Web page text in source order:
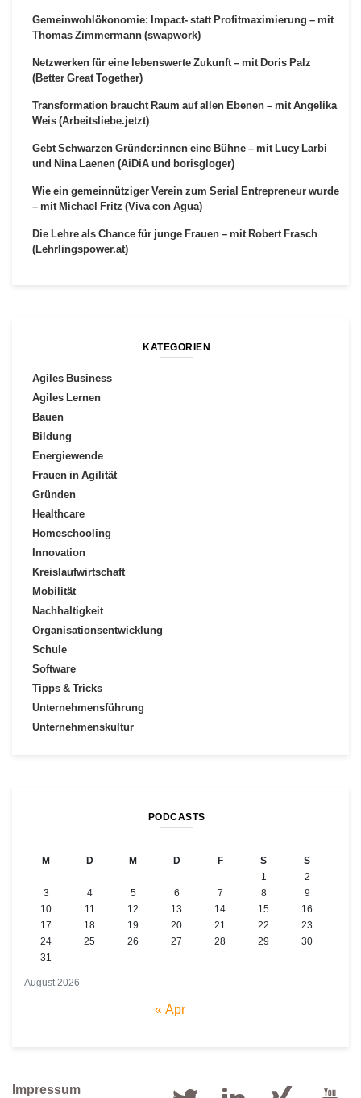
Gemeinwohlökonomie: Impact- statt Profitmaximierung – mit
Thomas Zimmermann (swapwork)
Netzwerken für eine lebenswerte Zukunft – mit Doris Palz
(Better Great Together)
Transformation braucht Raum auf allen Ebenen – mit Angelika
Weis (Arbeitsliebe.jetzt)
Gebt Schwarzen Gründer:innen eine Bühne – mit Lucy Larbi
und Nina Laenen (AiDiA und borisgloger)
Wie ein gemeinnütziger Verein zum Serial Entrepreneur wurde
– mit Michael Fritz (Viva con Agua)
Die Lehre als Chance für junge Frauen – mit Robert Frasch
(Lehrlingspower.at)
KATEGORIEN
Agiles Business
Agiles Lernen
Bauen
Bildung
Energiewende
Frauen in Agilität
Gründen
Healthcare
Homeschooling
Innovation
Kreislaufwirtschaft
Mobilität
Nachhaltigkeit
Organisationsentwicklung
Schule
Software
Tipps & Tricks
Unternehmensführung
Unternehmenskultur
PODCASTS
August 2026
M D M D F S
S
1
2
3
4 5 6 7 8
9
10
11 12 13 14 15
16
17
18 19 20 21 22
23
24
25 26 27 28 29
30
31
« Apr
Impressum